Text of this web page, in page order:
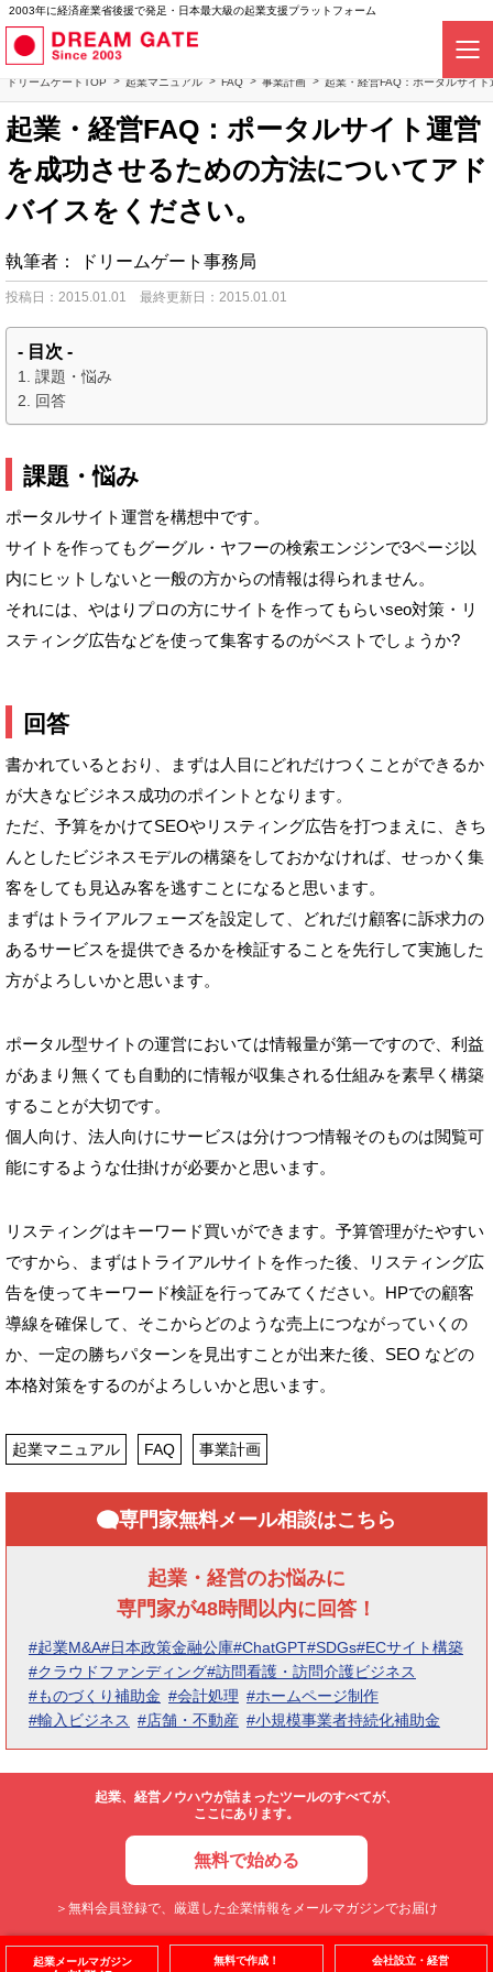
2003年に経済産業省後援で発足・日本最大級の起業支援プラットフォーム
ドリームゲートTOP 起業マニュアル FAQ 事業計画 起業・経営FAQ：ポータルサイ
起業・経営FAQ：ポータルサイト運営
を成功させるための方法についてアド
バイスをください。
執筆者： ドリームゲート事務局
投稿日：2015.01.01 最終更新日：2015.01.01
- 目次 -
課題・悩み
回答
課題・悩み
ポータルサイト運営を構想中です。
サイトを作ってもグーグル・ヤフーの検索エンジンで3ページ以
内にヒットしないと一般の方からの情報は得られません。
それには、やはりプロの方にサイトを作ってもらいseo対策・リ
スティング広告などを使って集客するのがベストでしょうか?
回答
書かれているとおり、まずは人目にどれだけつくことができるか
が大きなビジネス成功のポイントとなります。
ただ、予算をかけてSEOやリスティング広告を打つまえに、きち
んとしたビジネスモデルの構築をしておかなければ、せっかく集
客をしても見込み客を逃すことになると思います。
まずはトライアルフェーズを設定して、どれだけ顧客に訴求力の
あるサービスを提供できるかを検証することを先行して実施した
方がよろしいかと思います。
ポータル型サイトの運営においては情報量が第一ですので、利益
があまり無くても自動的に情報が収集される仕組みを素早く構築
することが大切です。
個人向け、法人向けにサービスは分けつつ情報そのものは閲覧可
能にするような仕掛けが必要かと思います。
リスティングはキーワード買いができます。予算管理がたやすい
ですから、まずはトライアルサイトを作った後、リスティング広
告を使ってキーワード検証を行ってみてください。HPでの顧客
導線を確保して、そこからどのような売上につながっていくの
か、一定の勝ちパターンを見出すことが出来た後、SEO などの
本格対策をするのがよろしいかと思います。
起業マニュアル FAQ 事業計画
専門家無料メール相談はこちら
起業・経営のお悩みに
専門家が48時間以内に回答！
#起業M&A#日本政策金融公庫#ChatGPT#SDGs#ECサイト構築
#クラウドファンディング#訪問看護・訪問介護ビジネス
#ものづくり補助金 #会計処理 #ホームページ制作
#輸入ビジネス #店舗・不動産 #小規模事業者持続化補助金
起業、経営ノウハウが詰まったツールのすべてが、
ここにあります。
無料で始める
＞無料会員登録で、厳選した企業情報をメールマガジンでお届け
起業メールマガジン 無料で作成！ 会社設立・経営